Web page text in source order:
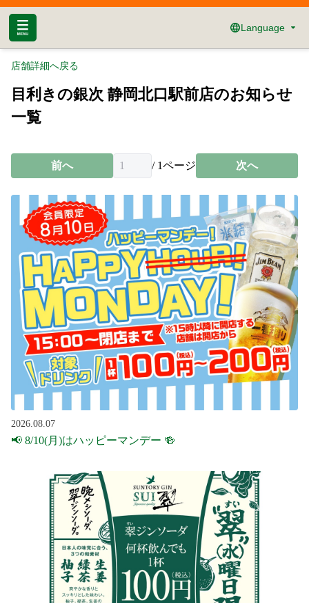
Language
店舗詳細へ戻る
目利きの銀次 静岡北口駅前店のお知らせ
一覧
前へ / 1ページ 次へ
2026.08.07
📢 8/10(月)はハッピーマンデー 🍻